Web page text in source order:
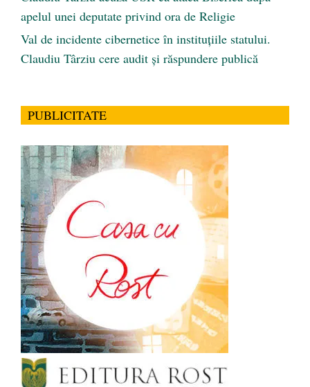
apelul unei deputate privind ora de Religie
Val de incidente cibernetice în instituțiile statului.
Claudiu Târziu cere audit și răspundere publică
PUBLICITATE